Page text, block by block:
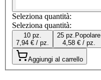
Seleziona quantità:
Seleziona quantità:
10 pz.
7,94 € / pz.
25 pz. Popolare
4,58 € / pz.
Aggiungi al carrello